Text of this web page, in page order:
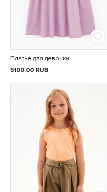
Платье для девочки
5100.00 RUB